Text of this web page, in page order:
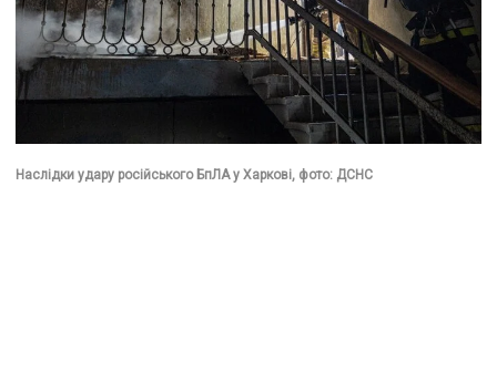
Наслідки удару російського БпЛА у Харкові, фото: ДСНС